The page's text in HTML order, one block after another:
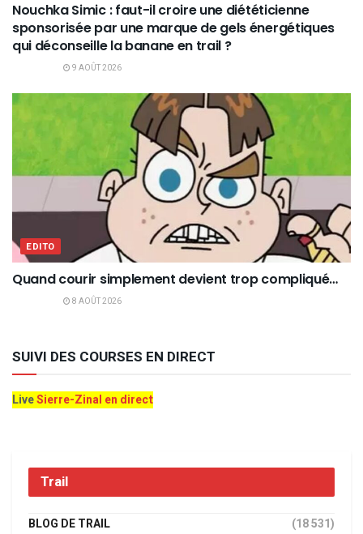
Nouchka Simic : faut-il croire une diététicienne
sponsorisée par une marque de gels énergétiques
qui déconseille la banane en trail ?
9 AOÛT 2026
EDITO
Quand courir simplement devient trop compliqué…
8 AOÛT 2026
SUIVI DES COURSES EN DIRECT
LiveSierre-Zinal en direct
Trail
BLOG DE TRAIL (18 531)